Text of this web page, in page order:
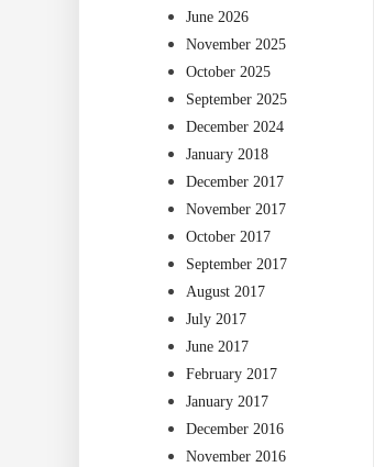
June 2026
November 2025
October 2025
September 2025
December 2024
January 2018
December 2017
November 2017
October 2017
September 2017
August 2017
July 2017
June 2017
February 2017
January 2017
December 2016
November 2016